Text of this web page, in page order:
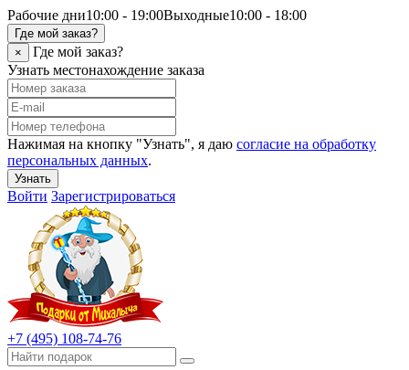
Рабочие дни10:00 - 19:00Выходные10:00 - 18:00
Где мой заказ?
×
Где мой заказ?
Узнать местонахождение заказа
Нажимая на кнопку "Узнать", я даю согласие на обработку
персональных данных.
Узнать
Войти Зарегистрироваться
+7 (495) 108-74-76